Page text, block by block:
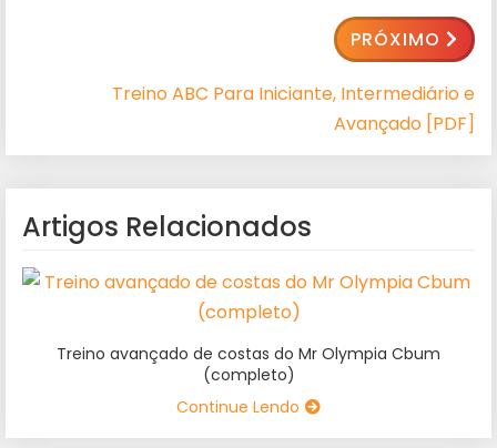
PRÓXIMO
Treino ABC Para Iniciante, Intermediário e
Avançado [PDF]
Artigos Relacionados
Treino avançado de costas do Mr Olympia Cbum
(completo)
Continue Lendo